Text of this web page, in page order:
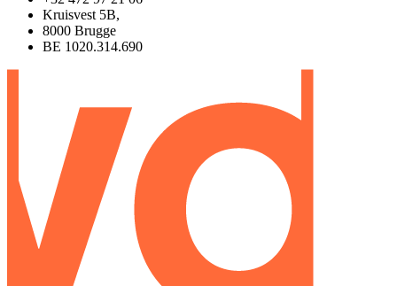
Kruisvest 5B,
8000 Brugge
BE 1020.314.690